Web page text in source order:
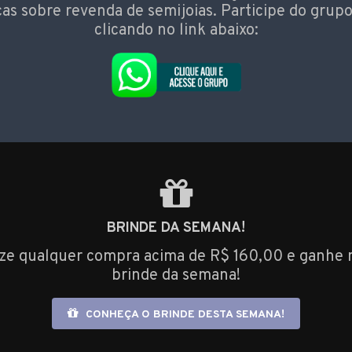
sobre revenda de semijoias. Participe do
clicando no link abaixo:
BRINDE DA SEMANA!
qualquer compra acima de R$ 160,00 e ganhe
brinde da semana!
CONHEÇA O BRINDE DESTA SEMANA!